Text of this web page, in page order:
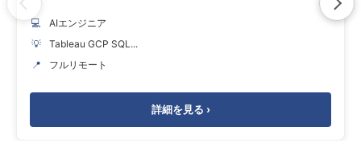
💻
AIエンジニア
💡
Tableau GCP SQL...
📍
フルリモート
詳細を見る ›